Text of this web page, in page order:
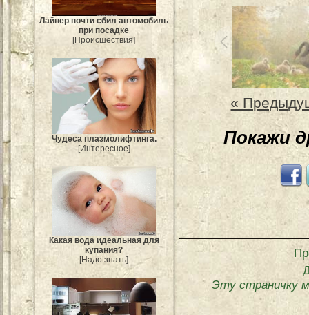
Лайнер почти сбил автомобиль
при посадке
[Происшествия]
Чудеса плазмолифтинга.
[Интересное]
Какая вода идеальная для
купания?
[Надо знать]
«
Покажи
Эту страничку